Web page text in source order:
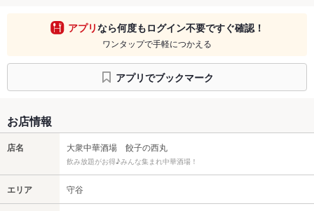
アプリなら何度もログイン不要ですぐ確認！
ワンタップで手軽につかえる
アプリでブックマーク
お店情報
店名 大衆中華酒場 餃子の西丸
飲み放題がお得♪みんな集まれ中華酒場！
エリア 守谷